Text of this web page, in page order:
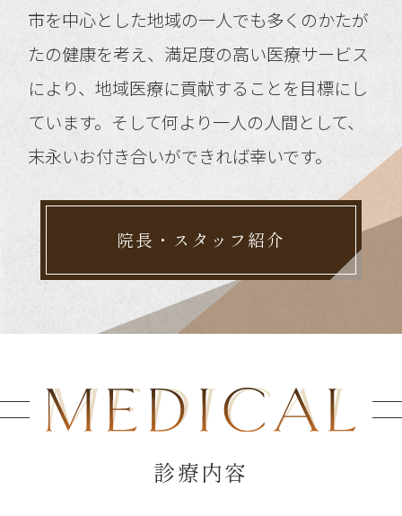
市を中心とした地域の一人でも多くのかたが
たの健康を考え、満足度の高い医療サービス
により、地域医療に貢献することを目標にし
ています。そして何より一人の人間として、
末永いお付き合いができれば幸いです。
院長・スタッフ紹介
診療内容